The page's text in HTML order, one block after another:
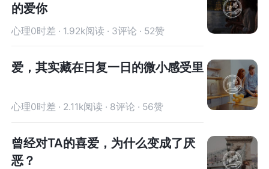
的爱你
心理0时差 · 1.92k阅读 · 3评论 · 52赞
爱，其实藏在日复一日的微小感受里
心理0时差 · 2.11k阅读 · 8评论 · 56赞
曾经对TA的喜爱，为什么变成了厌
恶？